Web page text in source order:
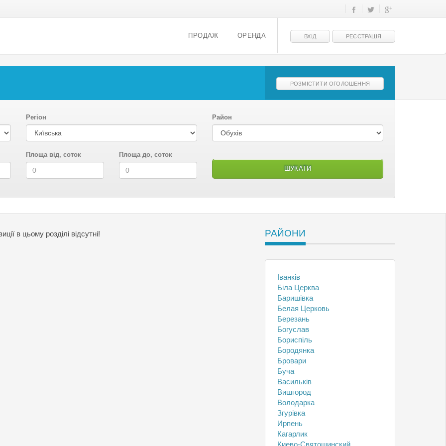
ВХІД РЕЄСТРАЦІЯ
ПРОДАЖ ОРЕНДА
РОЗМІСТИТИ ОГОЛОШЕННЯ
Регіон Район
Площа від, соток Площа до, соток
в цьому розділі відсутні! РАЙОНИ
Іванків
Біла Церква
Баришівка
Белая Церковь
Березань
Богуслав
Бориспіль
Бородянка
Бровари
Буча
Васильків
Вишгород
Володарка
Згурівка
Ирпень
Кагарлик
Киево-Святошинский